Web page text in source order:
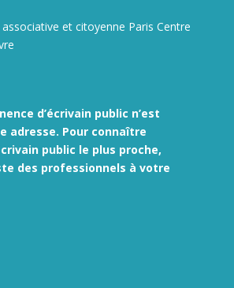
et citoyenne Paris Centre
d’écrivain public n’est
adresse. Pour connaître
public le plus proche,
des professionnels à votre